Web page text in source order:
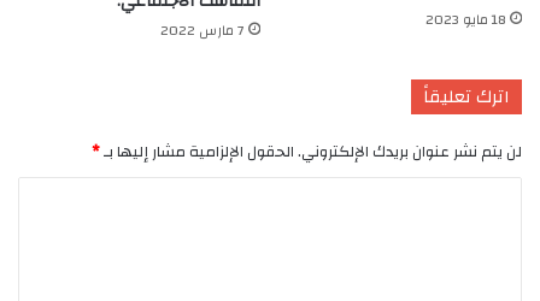
18 مايو 2023 7 مارس 2022
اترك تعليقاً
لن يتم نشر عنوان بريدك الإلكتروني.الحقول الإلزامية مشار إليها بـ*